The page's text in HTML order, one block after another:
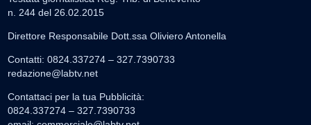
n. 244 del 26.02.2015
Direttore Responsabile Dott.ssa Oliviero Antonella
Contatti: 0824.337274 – 327.7390733
redazione@labtv.net
Contattaci per la tua Pubblicità:
0824.337274 – 327.7390733